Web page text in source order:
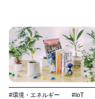
#環境・エネルギー #IoT